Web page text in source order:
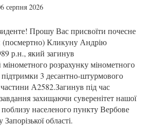
серпня 2026
Прошу Вас присвоїти почесне
(посмертно) Кликуну Андрію
р.н., який загинув
розрахунку мінометного
підтримки 3 десантно-штурмового
частини А2582.Загинув під час
захищаючи суверенітет нашої
поблизу населеного пункту Вербове
області.